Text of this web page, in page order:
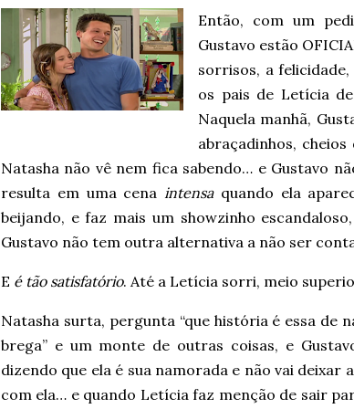
Então, com um
Gustavo estão
sorrisos, a
os pais de Letícia de
Naquela manhã,
abraçadinhos,
Natasha não vê nem fica sabendo… e Gustavo
resulta em uma cena intensaquando ela
beijando, e faz mais um showzinho
Gustavo não tem outra alternativa a não ser
E é tão satisfatório. Até a Letícia sorri, meio
Natasha surta, pergunta “que história é essa de
brega” e um monte de outras coisas, e
dizendo que ela é sua namorada e não vai deixar
com ela… e quando Letícia faz menção de sair